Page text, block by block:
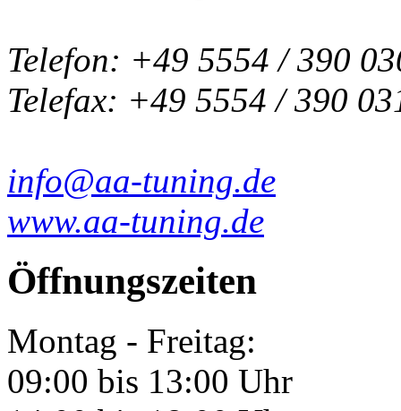
Telefon: +49 5554 / 390
Telefax: +49 5554 / 390
info@aa-tuning.de
www.aa-tuning.de
Öffnungszeiten
Montag - Freitag:
09:00 bis 13:00 Uhr